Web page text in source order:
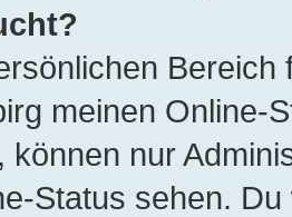
meinen Online-
können nur
Status sehen.